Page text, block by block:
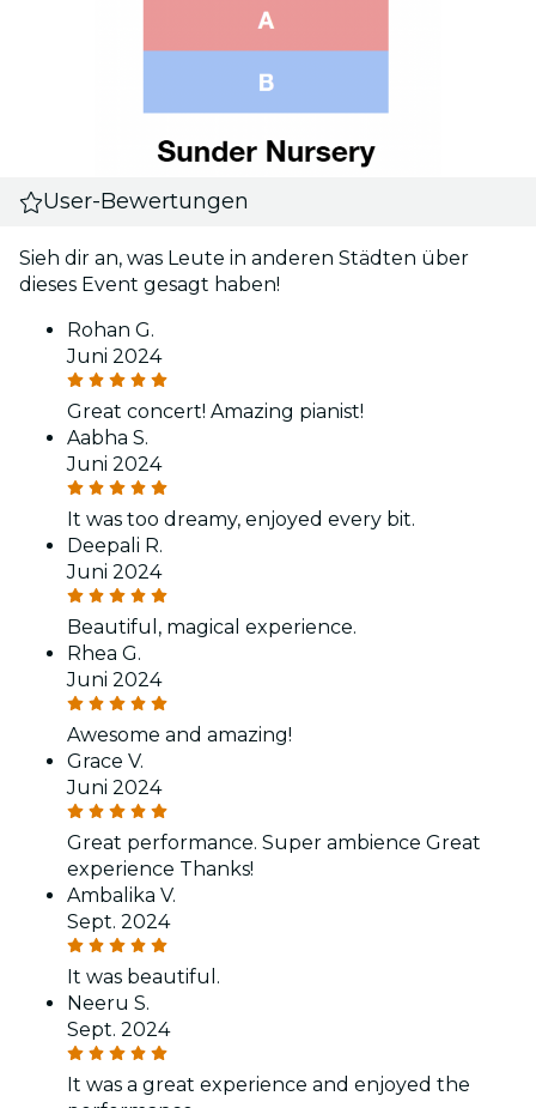
User-Bewertungen
Sieh dir an, was Leute in anderen Städten über
dieses Event gesagt haben!
Rohan G.
Juni 2024
Great concert! Amazing pianist!
Aabha S.
Juni 2024
It was too dreamy, enjoyed every bit.
Deepali R.
Juni 2024
Beautiful, magical experience.
Rhea G.
Juni 2024
Awesome and amazing!
Grace V.
Juni 2024
Great performance. Super ambience Great
experience Thanks!
Ambalika V.
Sept. 2024
It was beautiful.
Neeru S.
Sept. 2024
It was a great experience and enjoyed the